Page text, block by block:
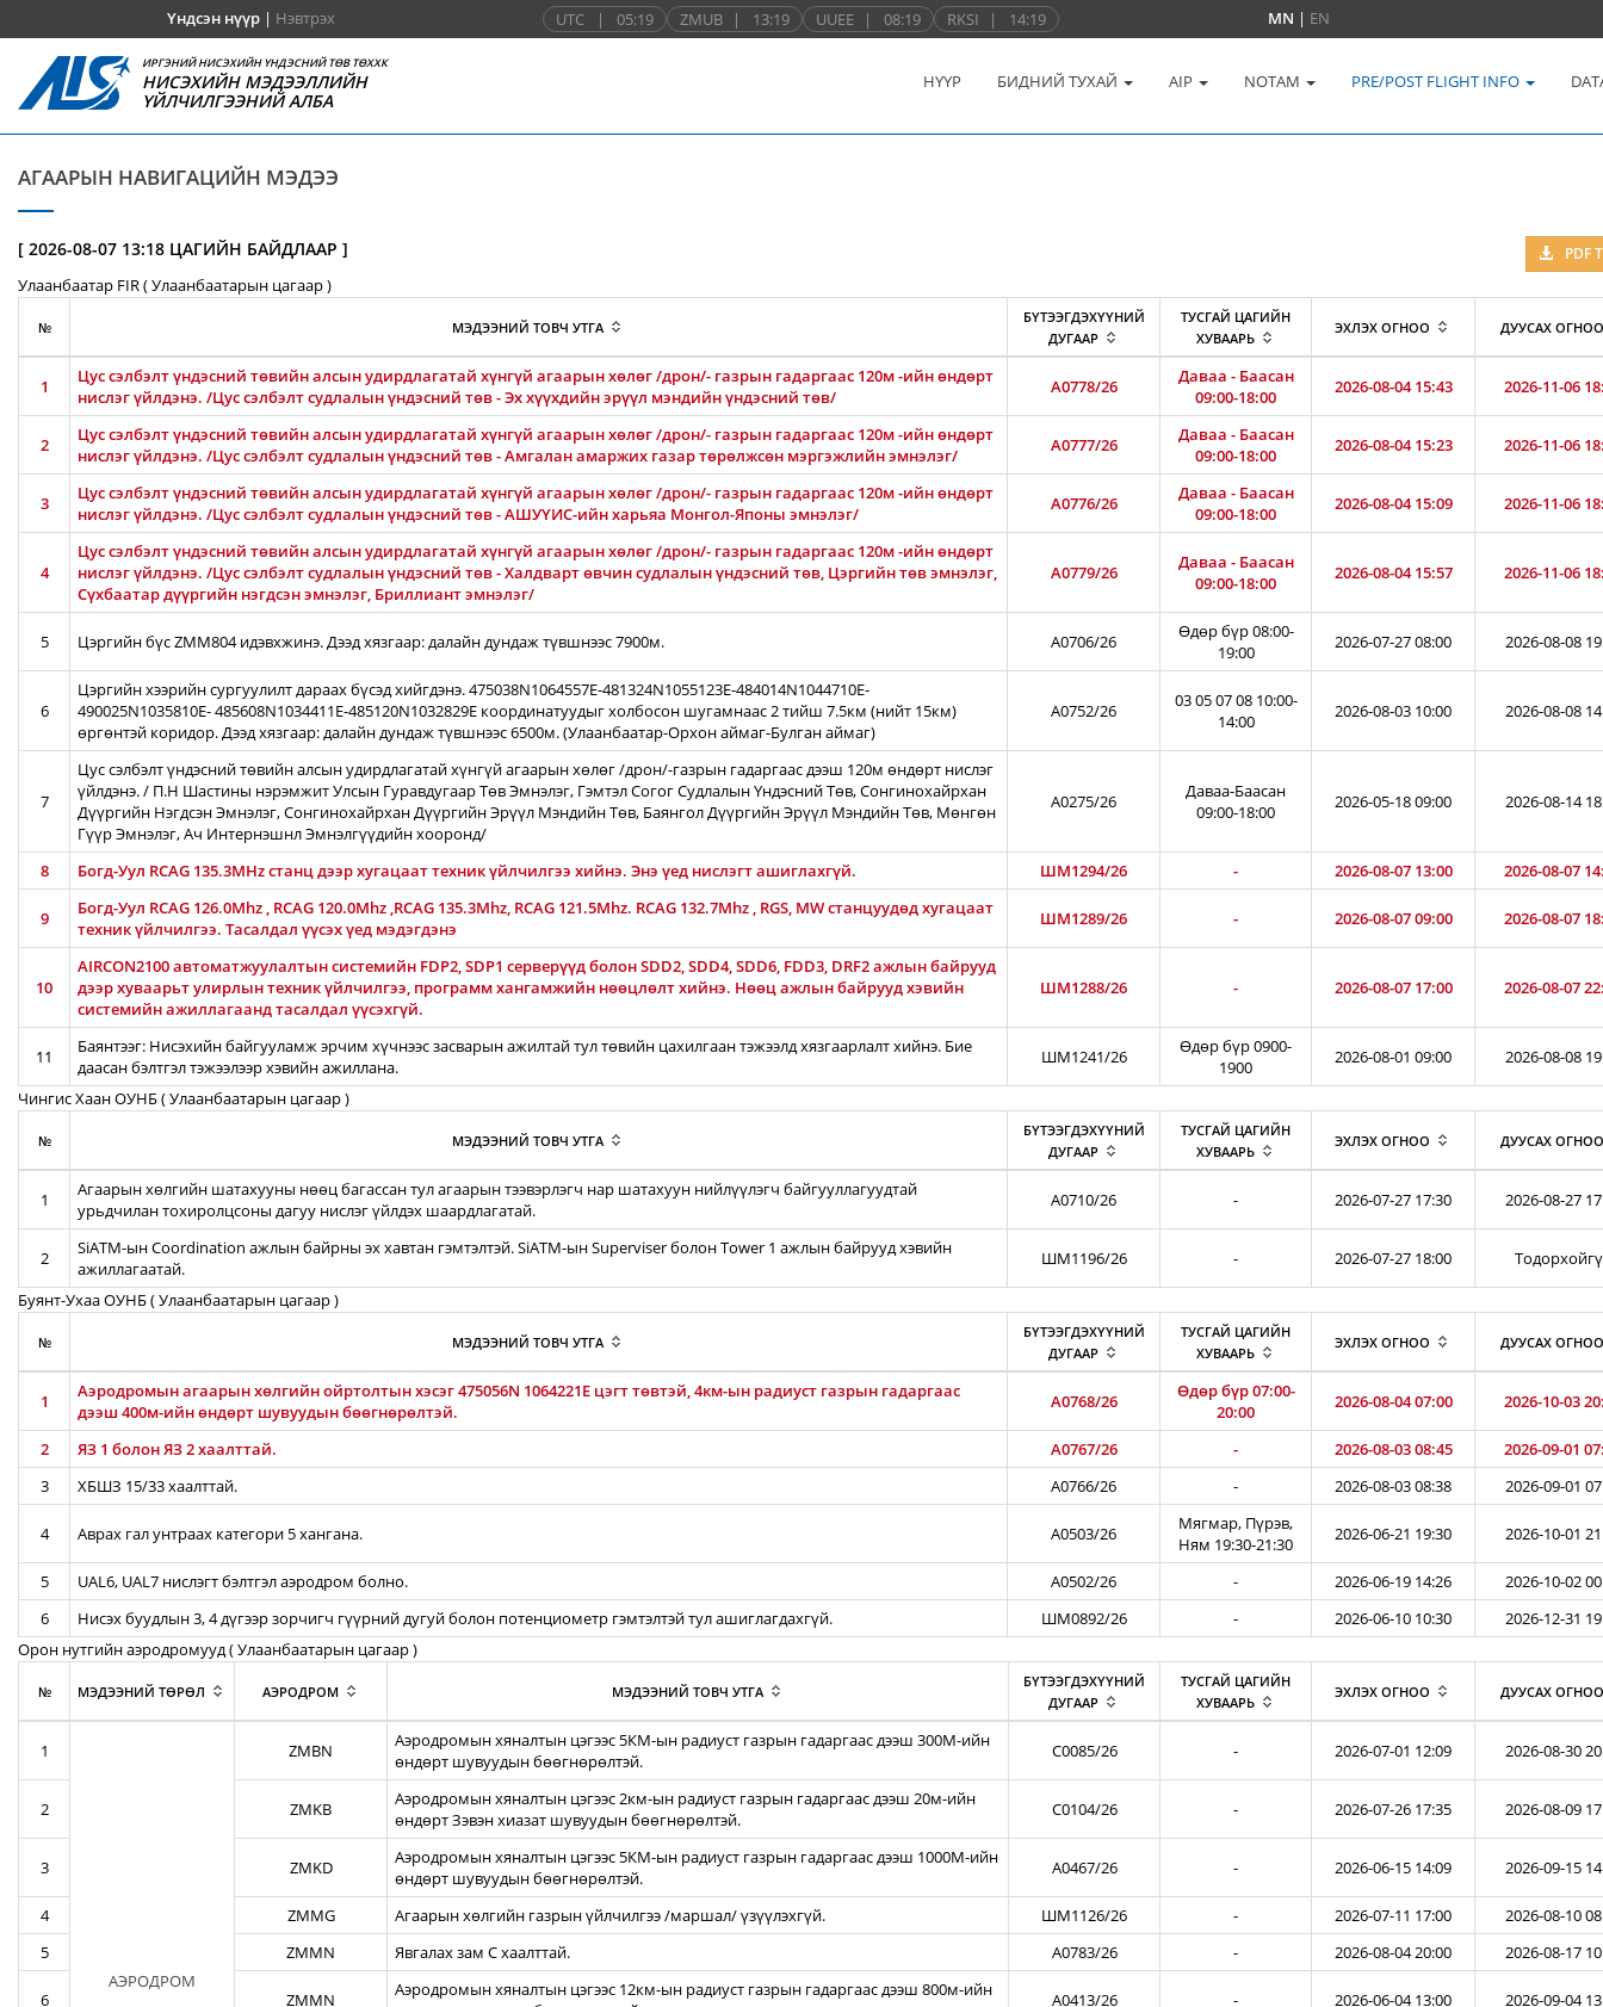
Үндсэн нүүр| Нэвтрэх UTC | 05:19 ZMUB | 13:19 UUEE | 08:19 RKSI | 14:19 MN | EN
ИРГЭНИЙ НИСЭХИЙН ҮНДЭСНИЙ ТӨВ ТӨХХК
НИСЭХИЙН МЭДЭЭЛЛИЙН
ҮЙЛЧИЛГЭЭНИЙ АЛБА
НҮҮР БИДНИЙ ТУХАЙ AIP NOTAM PRE/POST FLIGHT INFO
АГААРЫН НАВИГАЦИЙН МЭДЭЭ
[ 2026-08-07 13:18 ЦАГИЙН БАЙДЛААР ] PDF
Улаанбаатар FIR ( Улаанбаатарын цагаар )
№ МЭДЭЭНИЙ ТОВЧ УТГА
БҮТЭЭГДЭХҮҮНИЙ
ДУГААР
ТУСГАЙ ЦАГИЙН
ХУВААРЬ
ЭХЛЭХ ОГНОО ДУУСАХ ОГНОО
1
Цус сэлбэлт үндэсний төвийн алсын удирдлагатай хүнгүй агаарын хөлөг /дрон/- газрын гадаргаас 120м -ийн өндөрт
нислэг үйлдэнэ. /Цус сэлбэлт судлалын үндэсний төв - Эх хүүхдийн эрүүл мэндийн үндэсний төв/
A0778/26
Даваа - Баасан
09:00-18:00
2026-08-04 15:43 2026-11-06
2
Цус сэлбэлт үндэсний төвийн алсын удирдлагатай хүнгүй агаарын хөлөг /дрон/- газрын гадаргаас 120м -ийн өндөрт
нислэг үйлдэнэ. /Цус сэлбэлт судлалын үндэсний төв - Амгалан амаржих газар төрөлжсөн мэргэжлийн эмнэлэг/
A0777/26
Даваа - Баасан
09:00-18:00
2026-08-04 15:23 2026-11-06
3
Цус сэлбэлт үндэсний төвийн алсын удирдлагатай хүнгүй агаарын хөлөг /дрон/- газрын гадаргаас 120м -ийн өндөрт
нислэг үйлдэнэ. /Цус сэлбэлт судлалын үндэсний төв - АШУҮИС-ийн харьяа Монгол-Японы эмнэлэг/
A0776/26
Даваа - Баасан
09:00-18:00
2026-08-04 15:09 2026-11-06
4
Цус сэлбэлт үндэсний төвийн алсын удирдлагатай хүнгүй агаарын хөлөг /дрон/- газрын гадаргаас 120м -ийн өндөрт
нислэг үйлдэнэ. /Цус сэлбэлт судлалын үндэсний төв - Халдварт өвчин судлалын үндэсний төв, Цэргийн төв эмнэлэг,
Сүхбаатар дүүргийн нэгдсэн эмнэлэг, Бриллиант эмнэлэг/
A0779/26
Даваа - Баасан
09:00-18:00
2026-08-04 15:57 2026-11-06
5 Цэргийн бүс ZMM804 идэвхжинэ. Дээд хязгаар: далайн дундаж түвшнээс 7900м. A0706/26
Өдөр бүр 08:00-
19:00
2026-07-27 08:00 2026-08-08
6
Цэргийн хээрийн сургуулилт дараах бүсэд хийгдэнэ. 475038N1064557E-481324N1055123E-484014N1044710E-
490025N1035810E- 485608N1034411E-485120N1032829E координатуудыг холбосон шугамнаас 2 тийш 7.5км (нийт 15км)
өргөнтэй коридор. Дээд хязгаар: далайн дундаж түвшнээс 6500м. (Улаанбаатар-Орхон аймаг-Булган аймаг)
A0752/26
03 05 07 08 10:00-
14:00
2026-08-03 10:00 2026-08-08
7
Цус сэлбэлт үндэсний төвийн алсын удирдлагатай хүнгүй агаарын хөлөг /дрон/-газрын гадаргаас дээш 120м өндөрт нислэг
үйлдэнэ. / П.Н Шастины нэрэмжит Улсын Гуравдугаар Төв Эмнэлэг, Гэмтэл Согог Судлалын Үндэсний Төв, Сонгинохайрхан
Дүүргийн Нэгдсэн Эмнэлэг, Сонгинохайрхан Дүүргийн Эрүүл Мэндийн Төв, Баянгол Дүүргийн Эрүүл Мэндийн Төв, Мөнгөн
Гүүр Эмнэлэг, Ач Интернэшнл Эмнэлгүүдийн хооронд/
A0275/26
Даваа-Баасан
09:00-18:00
2026-05-18 09:00 2026-08-14
8 Богд-Уул RCAG 135.3MHz станц дээр хугацаат техник үйлчилгээ хийнэ. Энэ үед нислэгт ашиглахгүй. ШМ1294/26 - 2026-08-07 13:00 2026-08-07
9
Богд-Уул RCAG 126.0Mhz , RCAG 120.0Mhz ,RCAG 135.3Mhz, RCAG 121.5Mhz. RCAG 132.7Mhz , RGS, MW станцуудөд хугацаат
техник үйлчилгээ. Тасалдал үүсэх үед мэдэгдэнэ
ШМ1289/26 - 2026-08-07 09:00 2026-08-07
10
AIRCON2100 автоматжуулалтын системийн FDP2, SDP1 серверүүд болон SDD2, SDD4, SDD6, FDD3, DRF2 ажлын байрууд
дээр хуваарьт улирлын техник үйлчилгээ, программ хангамжийн нөөцлөлт хийнэ. Нөөц ажлын байрууд хэвийн
системийн ажиллагаанд тасалдал үүсэхгүй.
ШМ1288/26 - 2026-08-07 17:00 2026-08-07
11
Баянтээг: Нисэхийн байгууламж эрчим хүчнээс засварын ажилтай тул төвийн цахилгаан тэжээлд хязгаарлалт хийнэ. Бие
даасан бэлтгэл тэжээлээр хэвийн ажиллана.
ШМ1241/26
Өдөр бүр 0900-
1900
2026-08-01 09:00
2026-08-08
Чингис Хаан ОУНБ ( Улаанбаатарын цагаар )
№ МЭДЭЭНИЙ ТОВЧ УТГА
БҮТЭЭГДЭХҮҮНИЙ
ДУГААР
ТУСГАЙ ЦАГИЙН
ХУВААРЬ
ЭХЛЭХ ОГНОО ДУУСАХ ОГНОО
1
Агаарын хөлгийн шатахууны нөөц багассан тул агаарын тээвэрлэгч нар шатахуун нийлүүлэгч байгууллагуудтай
урьдчилан тохиролцсоны дагуу нислэг үйлдэх шаардлагатай.
A0710/26 - 2026-07-27 17:30 2026-08-27
2
SiATM-ын Coordination ажлын байрны эх хавтан гэмтэлтэй. SiATM-ын Superviser болон Tower 1 ажлын байрууд хэвийн
ажиллагаатай.
ШМ1196/26 - 2026-07-27 18:00
Буянт-Ухаа ОУНБ ( Улаанбаатарын цагаар )
№ МЭДЭЭНИЙ ТОВЧ УТГА
БҮТЭЭГДЭХҮҮНИЙ
ДУГААР
ТУСГАЙ ЦАГИЙН
ХУВААРЬ
ЭХЛЭХ ОГНОО ДУУСАХ ОГНОО
1
Аэродромын агаарын хөлгийн ойртолтын хэсэг 475056N 1064221E цэгт төвтэй, 4км-ын радиуст газрын гадаргаас
дээш 400м-ийн өндөрт шувуудын бөөгнөрөлтэй.
A0768/26
Өдөр бүр 07:00-
20:00
2026-08-04 07:00 2026-10-03
2 ЯЗ 1 болон ЯЗ 2 хаалттай. A0767/26 - 2026-08-03 08:45
2026-09-01
3
ХБШЗ 15/33 хаалттай. A0766/26 - 2026-08-03 08:38 2026-09-01
4 Аврах гал унтраах категори 5 хангана. A0503/26
Мягмар, Пүрэв,
Ням 19:30-21:30
2026-06-21 19:30 2026-10-01
5 UAL6, UAL7 нислэгт бэлтгэл аэродром болно. A0502/26 - 2026-06-19 14:26
2026-10-02
6
Нисэх буудлын 3, 4 дүгээр зорчигч гүүрний дугуй болон потенциометр гэмтэлтэй тул ашиглагдахгүй. ШМ0892/26 - 2026-06-10 10:30
2026-12-31
Орон нутгийн аэродромууд ( Улаанбаатарын цагаар )
№ МЭДЭЭНИЙ ТӨРӨЛ АЭРОДРОМ МЭДЭЭНИЙ ТОВЧ УТГА
БҮТЭЭГДЭХҮҮНИЙ
ДУГААР
ТУСГАЙ ЦАГИЙН
ХУВААРЬ
ЭХЛЭХ ОГНОО ДУУСАХ ОГНОО
1
АЭРОДРОМ
ZMBN
Аэродромын хяналтын цэгээс 5КМ-ын радиуст газрын гадаргаас дээш 300М-ийн
өндөрт шувуудын бөөгнөрөлтэй.
C0085/26 - 2026-07-01 12:09 2026-08-30
2 ZMKB
Аэродромын хяналтын цэгээс 2км-ын радиуст газрын гадаргаас дээш 20м-ийн
өндөрт Зэвэн хиазат шувуудын бөөгнөрөлтэй.
C0104/26 - 2026-07-26 17:35 2026-08-09
3 ZMKD
Аэродромын хяналтын цэгээс 5КМ-ын радиуст газрын гадаргаас дээш 1000М-ийн
өндөрт шувуудын бөөгнөрөлтэй.
A0467/26 - 2026-06-15 14:09 2026-09-15
4 ZMMG Агаарын хөлгийн газрын үйлчилгээ /маршал/ үзүүлэхгүй. ШМ1126/26 - 2026-07-11 17:00
2026-08-10
5
ZMMN Явгалах зам С хаалттай. A0783/26 - 2026-08-04 20:00 2026-08-17
6 ZMMN
Аэродромын хяналтын цэгээс 12км-ын радиуст газрын гадаргаас дээш 800м-ийн
A0413/26 - 2026-06-04 13:00 2026-09-04